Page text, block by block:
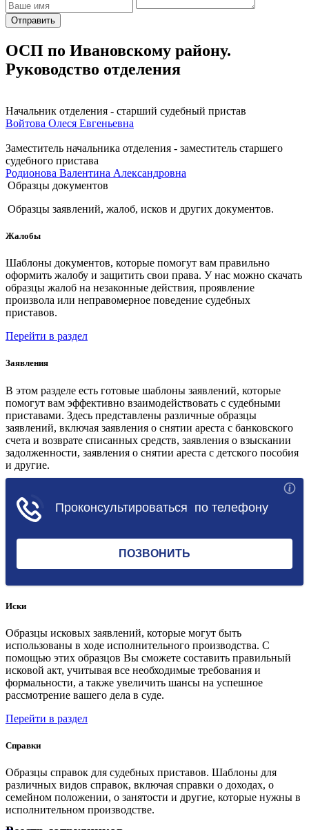
Отправить
ОСП по Ивановскому району.
Руководство отделения
Начальник отделения - старший судебный пристав
Войтова Олеся Евгеньевна
Заместитель начальника отделения - заместитель старшего
судебного пристава
Родионова Валентина Александровна
Образцы документов
Образцы заявлений, жалоб, исков и других документов.
Жалобы
Шаблоны документов, которые помогут вам правильно
оформить жалобу и защитить свои права. У нас можно скачать
образцы жалоб на незаконные действия, проявление
произвола или неправомерное поведение судебных
приставов.
Перейти в раздел
Заявления
В этом разделе есть готовые шаблоны заявлений, которые
помогут вам эффективно взаимодействовать с судебными
приставами. Здесь представлены различные образцы
заявлений, включая заявления о снятии ареста с банковского
счета и возврате списанных средств, заявления о взыскании
задолженности, заявления о снятии ареста с детского пособия
и другие.
Иски
Образцы исковых заявлений, которые могут быть
использованы в ходе исполнительного производства. С
помощью этих образцов Вы сможете составить правильный
исковой акт, учитывая все необходимые требования и
формальности, а также увеличить шансы на успешное
рассмотрение вашего дела в суде.
Перейти в раздел
Справки
Образцы справок для судебных приставов. Шаблоны для
различных видов справок, включая справки о доходах, о
семейном положении, о занятости и другие, которые нужны в
исполнительном производстве.